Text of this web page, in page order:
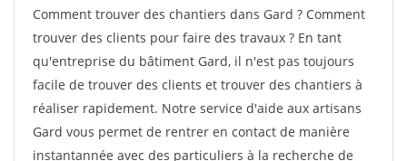
Comment trouver des chantiers dans Gard ? Comment
trouver des clients pour faire des travaux ? En tant
qu'entreprise du bâtiment Gard, il n'est pas toujours
facile de trouver des clients et trouver des chantiers à
réaliser rapidement. Notre service d'aide aux artisans
Gard vous permet de rentrer en contact de manière
instantannée avec des particuliers à la recherche de